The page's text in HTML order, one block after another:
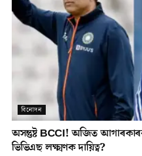
বিনোদন
অসন্তুষ্ট BCCI! অজিত আগাৰকাৰৰ
ভিভিএছ লক্ষ্মণক দায়িত্ব?